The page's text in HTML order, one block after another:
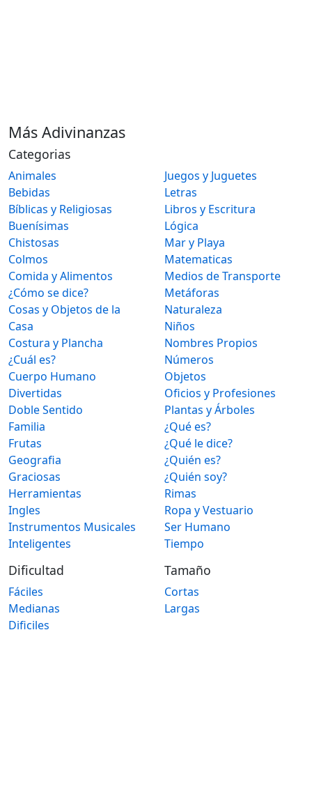
Más Adivinanzas
Categorias
Animales
Bebidas
Bíblicas y Religiosas
Buenísimas
Chistosas
Colmos
Comida y Alimentos
¿Cómo se dice?
Cosas y Objetos de la
Casa
Costura y Plancha
¿Cuál es?
Cuerpo Humano
Divertidas
Doble Sentido
Familia
Frutas
Geografia
Graciosas
Herramientas
Ingles
Instrumentos Musicales
Inteligentes
Juegos y Juguetes
Letras
Libros y Escritura
Lógica
Mar y Playa
Matematicas
Medios de Transporte
Metáforas
Naturaleza
Niños
Nombres Propios
Números
Objetos
Oficios y Profesiones
Plantas y Árboles
¿Qué es?
¿Qué le dice?
¿Quién es?
¿Quién soy?
Rimas
Ropa y Vestuario
Ser Humano
Tiempo
Dificultad
Fáciles
Medianas
Dificiles
Tamaño
Cortas
Largas